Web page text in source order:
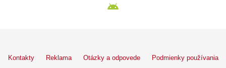
Kontakty Reklama Otázky a odpovede Podmienky používania